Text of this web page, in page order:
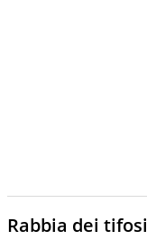
Rabbia dei tifosi